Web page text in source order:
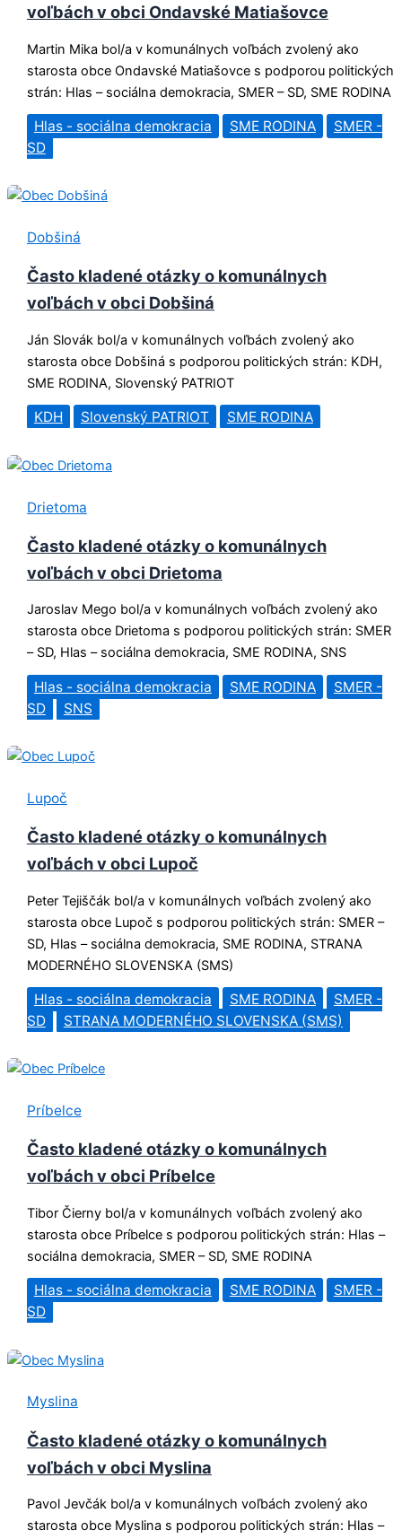
voľbách v obci Ondavské Matiašovce
Martin Mika bol/a v komunálnych voľbách zvolený ako
starosta obce Ondavské Matiašovce s podporou politických
strán: Hlas – sociálna demokracia, SMER – SD, SME RODINA
Hlas - sociálna demokracia SME RODINA
SMER -
SD
Dobšiná
Často kladené otázky o komunálnych
voľbách v obci Dobšiná
Ján Slovák bol/a v komunálnych voľbách zvolený ako
starosta obce Dobšiná s podporou politických strán: KDH,
SME RODINA, Slovenský PATRIOT
KDH Slovenský PATRIOT SME RODINA
Drietoma
Často kladené otázky o komunálnych
voľbách v obci Drietoma
Jaroslav Mego bol/a v komunálnych voľbách zvolený ako
starosta obce Drietoma s podporou politických strán: SMER
– SD, Hlas – sociálna demokracia, SME RODINA, SNS
Hlas - sociálna demokracia SME RODINA
SMER -
SD
SNS
Lupoč
Často kladené otázky o komunálnych
voľbách v obci Lupoč
Peter Tejiščák bol/a v komunálnych voľbách zvolený ako
starosta obce Lupoč s podporou politických strán: SMER –
SD, Hlas – sociálna demokracia, SME RODINA, STRANA
MODERNÉHO SLOVENSKA (SMS)
Hlas - sociálna demokracia SME RODINA
SMER -
SD
STRANA MODERNÉHO SLOVENSKA (SMS)
Príbelce
Často kladené otázky o komunálnych
voľbách v obci Príbelce
Tibor Čierny bol/a v komunálnych voľbách zvolený ako
starosta obce Príbelce s podporou politických strán: Hlas –
sociálna demokracia, SMER – SD, SME RODINA
Hlas - sociálna demokracia SME RODINA
SMER -
SD
Myslina
Často kladené otázky o komunálnych
voľbách v obci Myslina
Pavol Jevčák bol/a v komunálnych voľbách zvolený ako
starosta obce Myslina s podporou politických strán: Hlas –